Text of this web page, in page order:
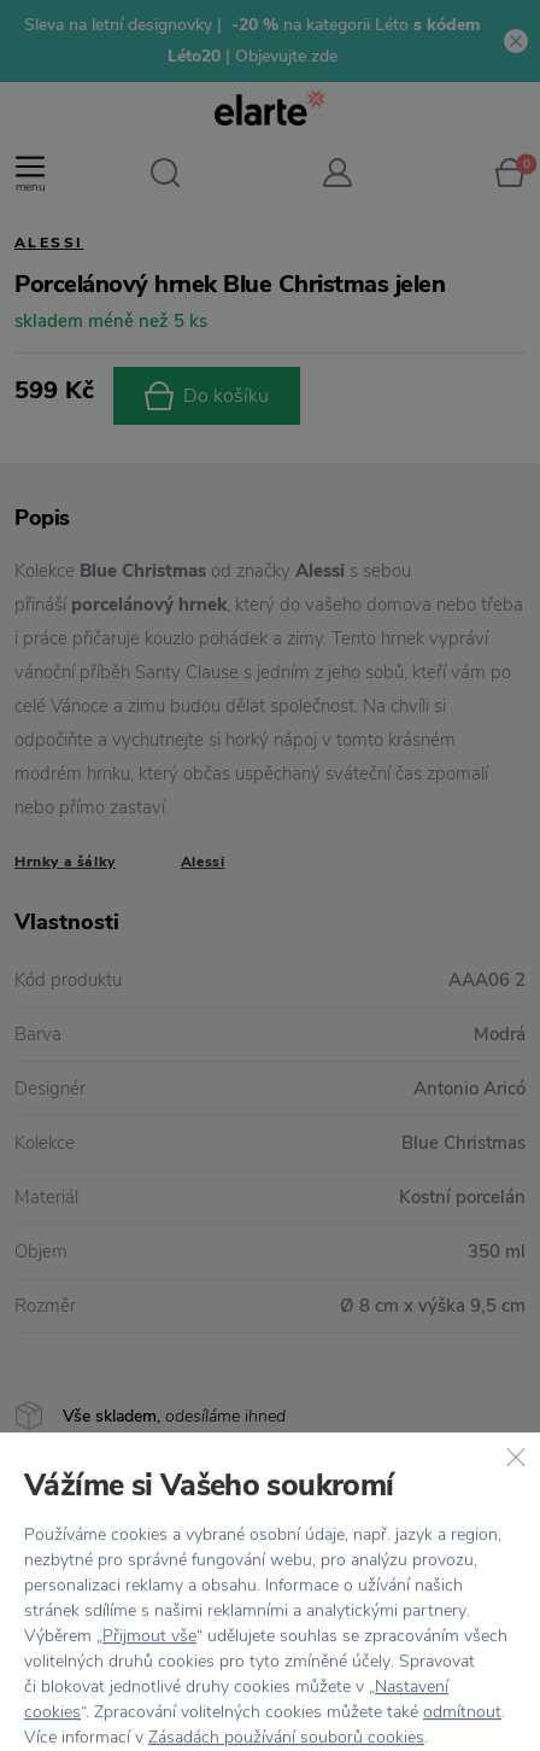
Sleva na letní designovky | -20 % na kategorii Léto s kódem
Léto20 | Objevujte zde
menu
0
ALESSI
Porcelánový hrnek Blue Christmas jelen
skladem méně než 5 ks
599 Kč Do košíku
Vše skladem, odesíláme ihned
7500+ produktů na výběr
Showroom ve Zlíně
Popis
Kolekce Blue Christmas od značky Alessi s sebou
přináší porcelánový hrnek, který do vašeho domova nebo třeba
i práce přičaruje kouzlo pohádek a zimy. Tento hrnek vypráví
vánoční příběh Santy Clause s jedním z jeho sobů, kteří vám po
celé Vánoce a zimu budou dělat společnost. Na chvíli si
odpočiňte a vychutnejte si horký nápoj v tomto krásném
modrém hrnku, který občas uspěchaný sváteční čas zpomalí
nebo přímo zastaví.
Hrnky a šálky Alessi
Vlastnosti
Kód produktu AAA06 2
Barva Modrá
Designér Antonio Aricó
Kolekce Blue Christmas
Materiál Kostní porcelán
Objem 350 ml
Rozměr Ø 8 cm x výška 9,5 cm
Vážíme si Vašeho soukromí
Používáme cookies a vybrané osobní údaje, např. jazyk a region,
nezbytné pro správné fungování webu, pro analýzu provozu,
personalizaci reklamy a obsahu. Informace o užívání našich
stránek sdílíme s našimi reklamními a analytickými partnery.
Výběrem „Přijmout vše“ udělujete souhlas se zpracováním všech
volitelných druhů cookies pro tyto zmíněné účely. Spravovat
či blokovat jednotlivé druhy cookies můžete v „Nastavení
cookies“. Zpracování volitelných cookies můžete také odmítnout.
Více informací v Zásadách používání souborů cookies.